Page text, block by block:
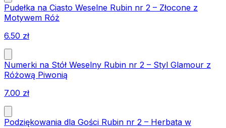
Pudełka na Ciasto Weselne Rubin nr 2 – Złocone z
Motywem Róż
6.50 zł
Numerki na Stół Weselny Rubin nr 2 – Styl Glamour z
Różową Piwonią
7.00 zł
Podziękowania dla Gości Rubin nr 2 – Herbata w